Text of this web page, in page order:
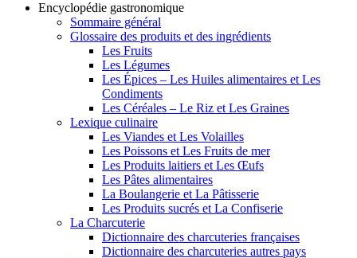
Encyclopédie gastronomique
Sommaire général
Glossaire des produits et des ingrédients
Les Fruits
Les Légumes
Les Épices – Les Huiles alimentaires et Les
Condiments
Les Céréales – Le Riz et Les Graines
Lexique culinaire
Les Viandes et Les Volailles
Les Poissons et Les Fruits de mer
Les Produits laitiers et Les Œufs
Les Pâtes alimentaires
La Boulangerie et La Pâtisserie
Les Produits sucrés et La Confiserie
La Charcuterie
Dictionnaire des charcuteries françaises
Dictionnaire des charcuteries autres pays